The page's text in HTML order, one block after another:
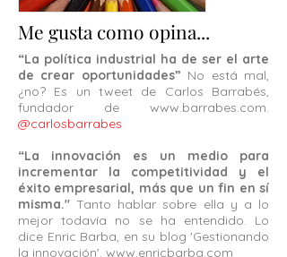
Me gusta como opina...
“La política industrial ha de ser el arte
de crear oportunidades” No está mal,
¿no? Es un tweet de Carlos Barrabés,
fundador de www.barrabes.com.
@carlosbarrabes
“La innovación es un medio para
incrementar la competitividad y el
éxito empresarial, más que un fin en sí
misma." Tanto hablar sobre ella y a lo
mejor todavía no se ha entendido. Lo
dice Enric Barba, en su blog 'Gestionando
la innovación'. www.enricbarba.com